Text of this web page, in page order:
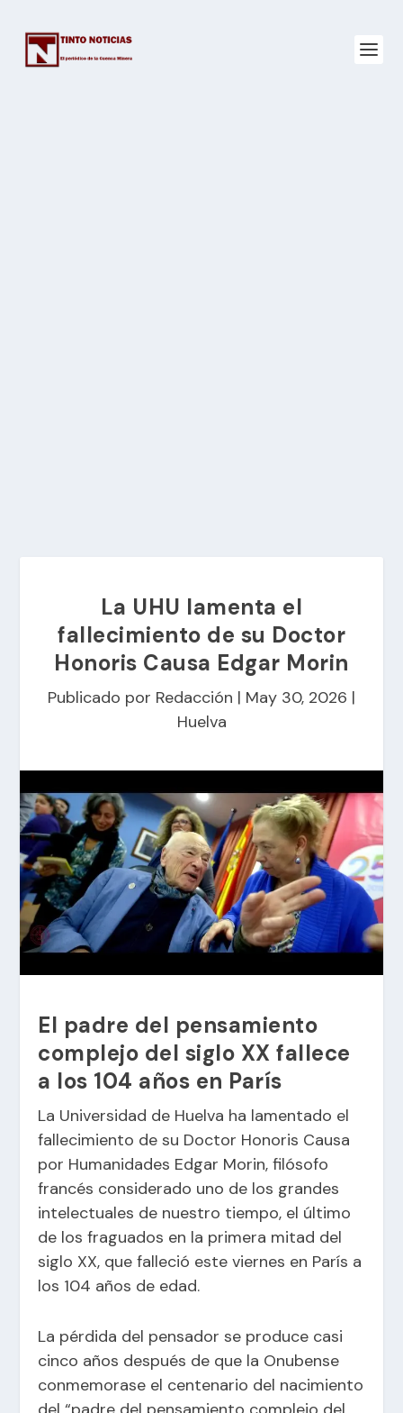
La UHU lamenta el
fallecimiento de su Doctor
Honoris Causa Edgar Morin
Publicado por Redacción | May 30, 2026 |
Huelva
El padre del pensamiento
complejo del siglo XX fallece
a los 104 años en París
La Universidad de Huelva ha lamentado el
fallecimiento de su Doctor Honoris Causa
por Humanidades Edgar Morin, filósofo
francés considerado uno de los grandes
intelectuales de nuestro tiempo, el último
de los fraguados en la primera mitad del
siglo XX, que falleció este viernes en París a
los 104 años de edad.
La pérdida del pensador se produce casi
cinco años después de que la Onubense
conmemorase el centenario del nacimiento